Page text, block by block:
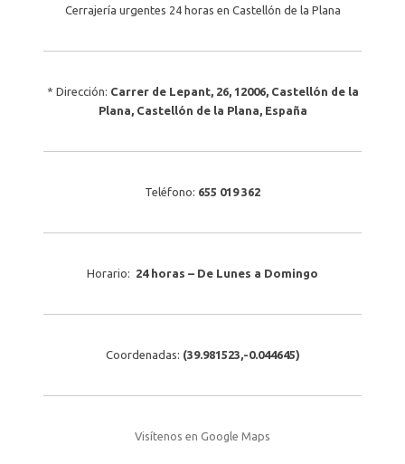
Cerrajería urgentes 24 horas en Castellón de la Plana
* Dirección: Carrer de Lepant, 26, 12006, Castellón de la
Plana, Castellón de la Plana, España
Teléfono: 655 019 362
Horario: 24 horas – De Lunes a Domingo
Coordenadas: (39.981523,-0.044645)
Visítenos en Google Maps